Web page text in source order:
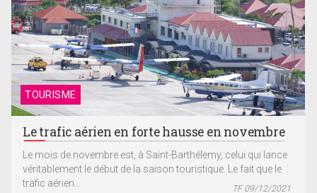
TOURISME
Le trafic aérien en forte hausse en novembre
Le mois de novembre est, à Saint-Barthélemy, celui qui lance
véritablement le début de la saison touristique. Le fait que le
trafic aérien...
TF 09/12/2021